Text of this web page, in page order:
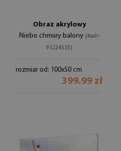
Obraz akrylowy
Niebo chmury balony (#oah-
91224535)
rozmiar od: 100x50 cm
399.99 zł